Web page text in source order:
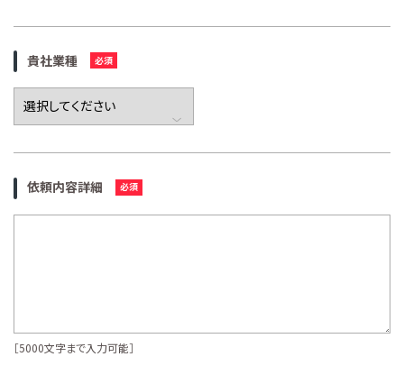
貴社業種
依頼内容詳細
［5000文字まで入力可能］